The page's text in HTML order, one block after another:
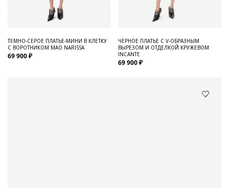
ТЕМНО-СЕРОЕ ПЛАТЬЕ-МИНИ В КЛЕТКУ
С ВОРОТНИКОМ МАО NARISSA
69 900 ₽
ЧЕРНОЕ ПЛАТЬЕ С V-ОБРАЗНЫМ
ВЫРЕЗОМ И ОТДЕЛКОЙ КРУЖЕВОМ
INCANTE
69 900 ₽